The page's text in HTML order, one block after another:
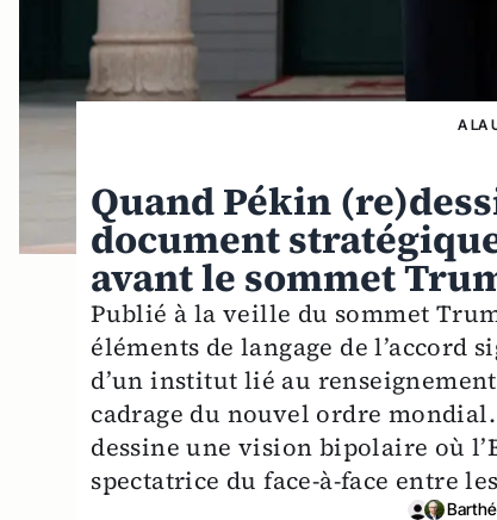
A LA
Quand Pékin
document
avant le sommet
Publié à la veille du sommet
éléments de langage de l’accord
d’un institut lié au
cadrage du nouvel ordre
dessine une vision bipolaire où
spectatrice du face-à-face entre